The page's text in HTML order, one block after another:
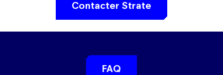
Contacter Strate
FAQ